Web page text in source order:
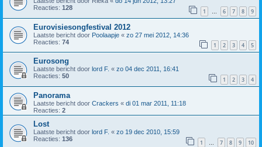
Reacties: 128 1 … 6 7 8 9
Eurovisiesongfestival 2012
Laatste bericht door Poolaapje « zo 27 mei 2012, 14:36
Reacties: 74 1 2 3 4 5
Eurosong
Laatste bericht door lord F. « zo 04 dec 2011, 16:41
Reacties: 50 1 2 3 4
Panorama
Laatste bericht door Crackers « di 01 mar 2011, 11:18
Reacties: 2
Lost
Laatste bericht door lord F. « zo 19 dec 2010, 15:59
Reacties: 136 1 … 7 8 9 10